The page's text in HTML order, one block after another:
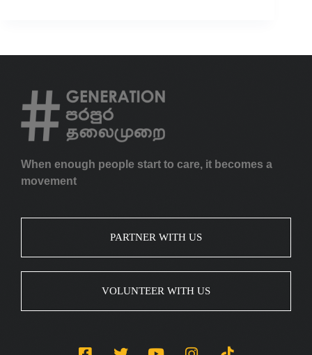
When enough people start to care, it becomes a
movement
PARTNER WITH US
VOLUNTEER WITH US